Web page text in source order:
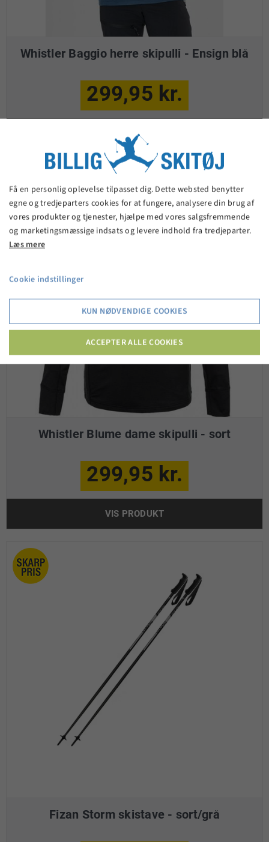
Whistler Baggio herre skipulli - Ensign blå
299,95 kr.
VIS PRODUKT
Whistler Blume dame skipulli - sort
299,95 kr.
VIS PRODUKT
Fizan Storm skistave - sort/grå
Få en personlig oplevelse tilpasset dig. Dette websted benytter
egne og tredjeparters cookies for at fungere, analysere din brug af
vores produkter og tjenester, hjælpe med vores salgsfremmende
og marketingsmæssige indsats og levere indhold fra tredjeparter.
Læs mere
Cookie indstillinger
KUN NØDVENDIGE COOKIES
ACCEPTER ALLE COOKIES